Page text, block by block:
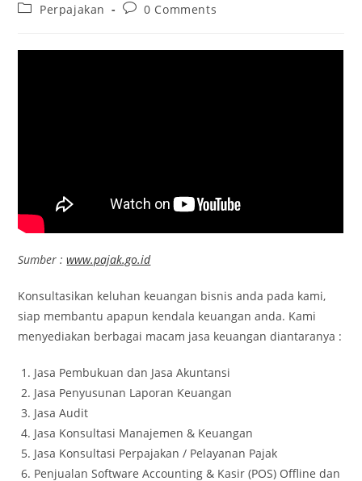
Perpajakan
0 Comments
Sumber :www.pajak.go.id
Konsultasikan keluhan keuangan bisnis anda pada kami,
siap membantu apapun kendala keuangan anda. Kami
menyediakan berbagai macam jasa keuangan diantaranya :
Jasa Pembukuan dan Jasa Akuntansi
Jasa Penyusunan Laporan Keuangan
Jasa Audit
Jasa Konsultasi Manajemen & Keuangan
Jasa Konsultasi Perpajakan / Pelayanan Pajak
Penjualan Software Accounting & Kasir (POS) Offline dan